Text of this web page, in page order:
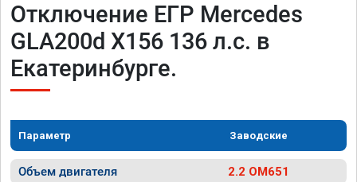
Отключение ЕГР Mercedes
GLA200d X156 136 л.с. в
Екатеринбурге.
Параметр Заводские
Объем двигателя 2.2 OM651